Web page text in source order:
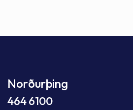
Norðurþing
464 6100